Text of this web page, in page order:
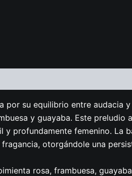
por su equilibrio entre audacia
y guayaba. Este
y profundamente femenino. La
otorgándole una
rosa, frambuesa,